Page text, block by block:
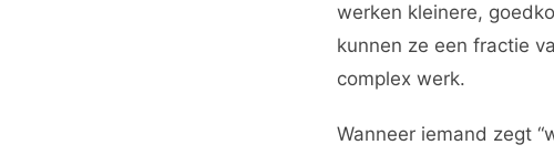
werken kleinere,
kunnen ze een fractie
complex werk.
Wanneer iemand zegt